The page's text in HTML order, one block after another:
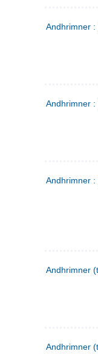
Andhrimner :
Andhrimner :
Andhrimner :
Andhrimner
Andhrimner